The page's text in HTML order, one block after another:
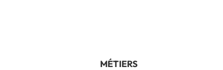
THÉMATIQUES
MÉTIERS